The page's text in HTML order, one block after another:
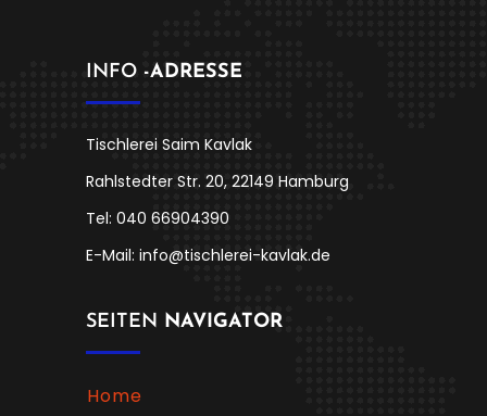
INFO -ADRESSE
Tischlerei Saim Kavlak
Rahlstedter Str. 20, 22149 Hamburg
Tel: 040 66904390
E-Mail: info@tischlerei-kavlak.de
SEITEN NAVIGATOR
Home